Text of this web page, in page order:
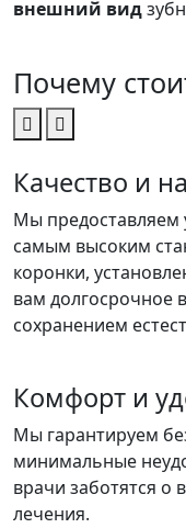
внешний вид
Почему
Качество и
Мы предоставляем
самым высоким
коронки,
вам долгосрочное
сохранением
Комфорт и
Мы гарантируем
минимальные
врачи заботятся
лечения.